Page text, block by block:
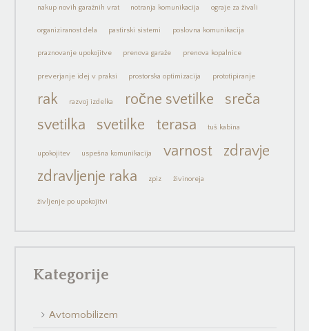
nakup novih garažnih vrat notranja komunikacija ograje za živali
organiziranost dela pastirski sistemi poslovna komunikacija
praznovanje upokojitve prenova garaže prenova kopalnice
preverjanje idej v praksi prostorska optimizacija prototipiranje
rak razvoj izdelka ročne svetilke
sreča
svetilka
svetilke terasa tuš kabina
upokojitev uspešna komunikacija varnost
zdravje
zdravljenje raka
zpiz živinoreja
življenje po upokojitvi
Kategorije
Avtomobilizem